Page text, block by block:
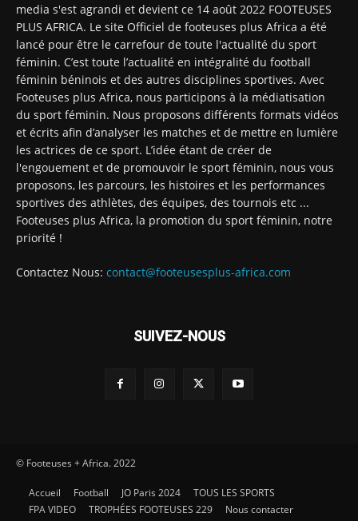
media s'est agrandi et devient ce 14 août 2022 FOOTEUSES
PLUS AFRICA. Le site Officiel de footeuses plus Africa a été
lancé pour être le carrefour de toute l'actualité du sport
féminin. C’est toute l’actualité en intégralité du football
féminin béninois et des autres disciplines sportives. Avec
Footeuses plus Africa, nous participons à la médiatisation
du sport féminin. Nous proposons différents formats vidéos
et écrits afin d’analyser les matches et de mettre en lumière
les actrices de ce sport. L’idée étant de créer de
l'engouement et de promouvoir le sport féminin, nous vous
proposons, les parcours, les histoires et les performances
sportives des athlètes, des équipes, des tournois etc ...
Footeuses plus Africa, la promotion du sport féminin, notre
priorité !
Contactez Nous: contact@footeusesplus-africa.com
SUIVEZ-NOUS
© Footeuses + Africa. 2022
Accueil Football JO Paris 2024
TOUS LES SPORTS
FPA VIDEO
TROPHÉES FOOTEUSES 229 Nous contacter